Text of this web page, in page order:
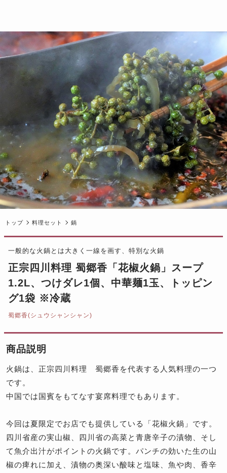
トップ 料理セット 鍋
一般的な火鍋とは大きく一線を画す、特別な火鍋
正宗四川料理 蜀郷香「花椒火鍋」スープ
1.2L、つけダレ1個、中華麺1玉、トッピン
グ1袋 ※冷蔵
蜀郷香(シュウシャンシャン)
商品説明
火鍋は、正宗四川料理 蜀郷香を代表する人気料理の一つ
です。
中国では国賓をもてなす宴席料理でもあります。
今回は夏限定でお店でも提供している「花椒火鍋」です。
四川省産の実山椒、四川省の高菜と青唐辛子の漬物、そし
て魚介出汁がポイントの火鍋です。パンチの効いた生の山
椒の痺れに加え、漬物の奥深い酸味と塩味、魚や肉、香辛